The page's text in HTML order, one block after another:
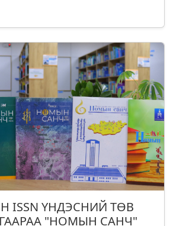
ISSN ҮНДЭСНИЙ ТӨВ
"НОМЫН САНЧ"